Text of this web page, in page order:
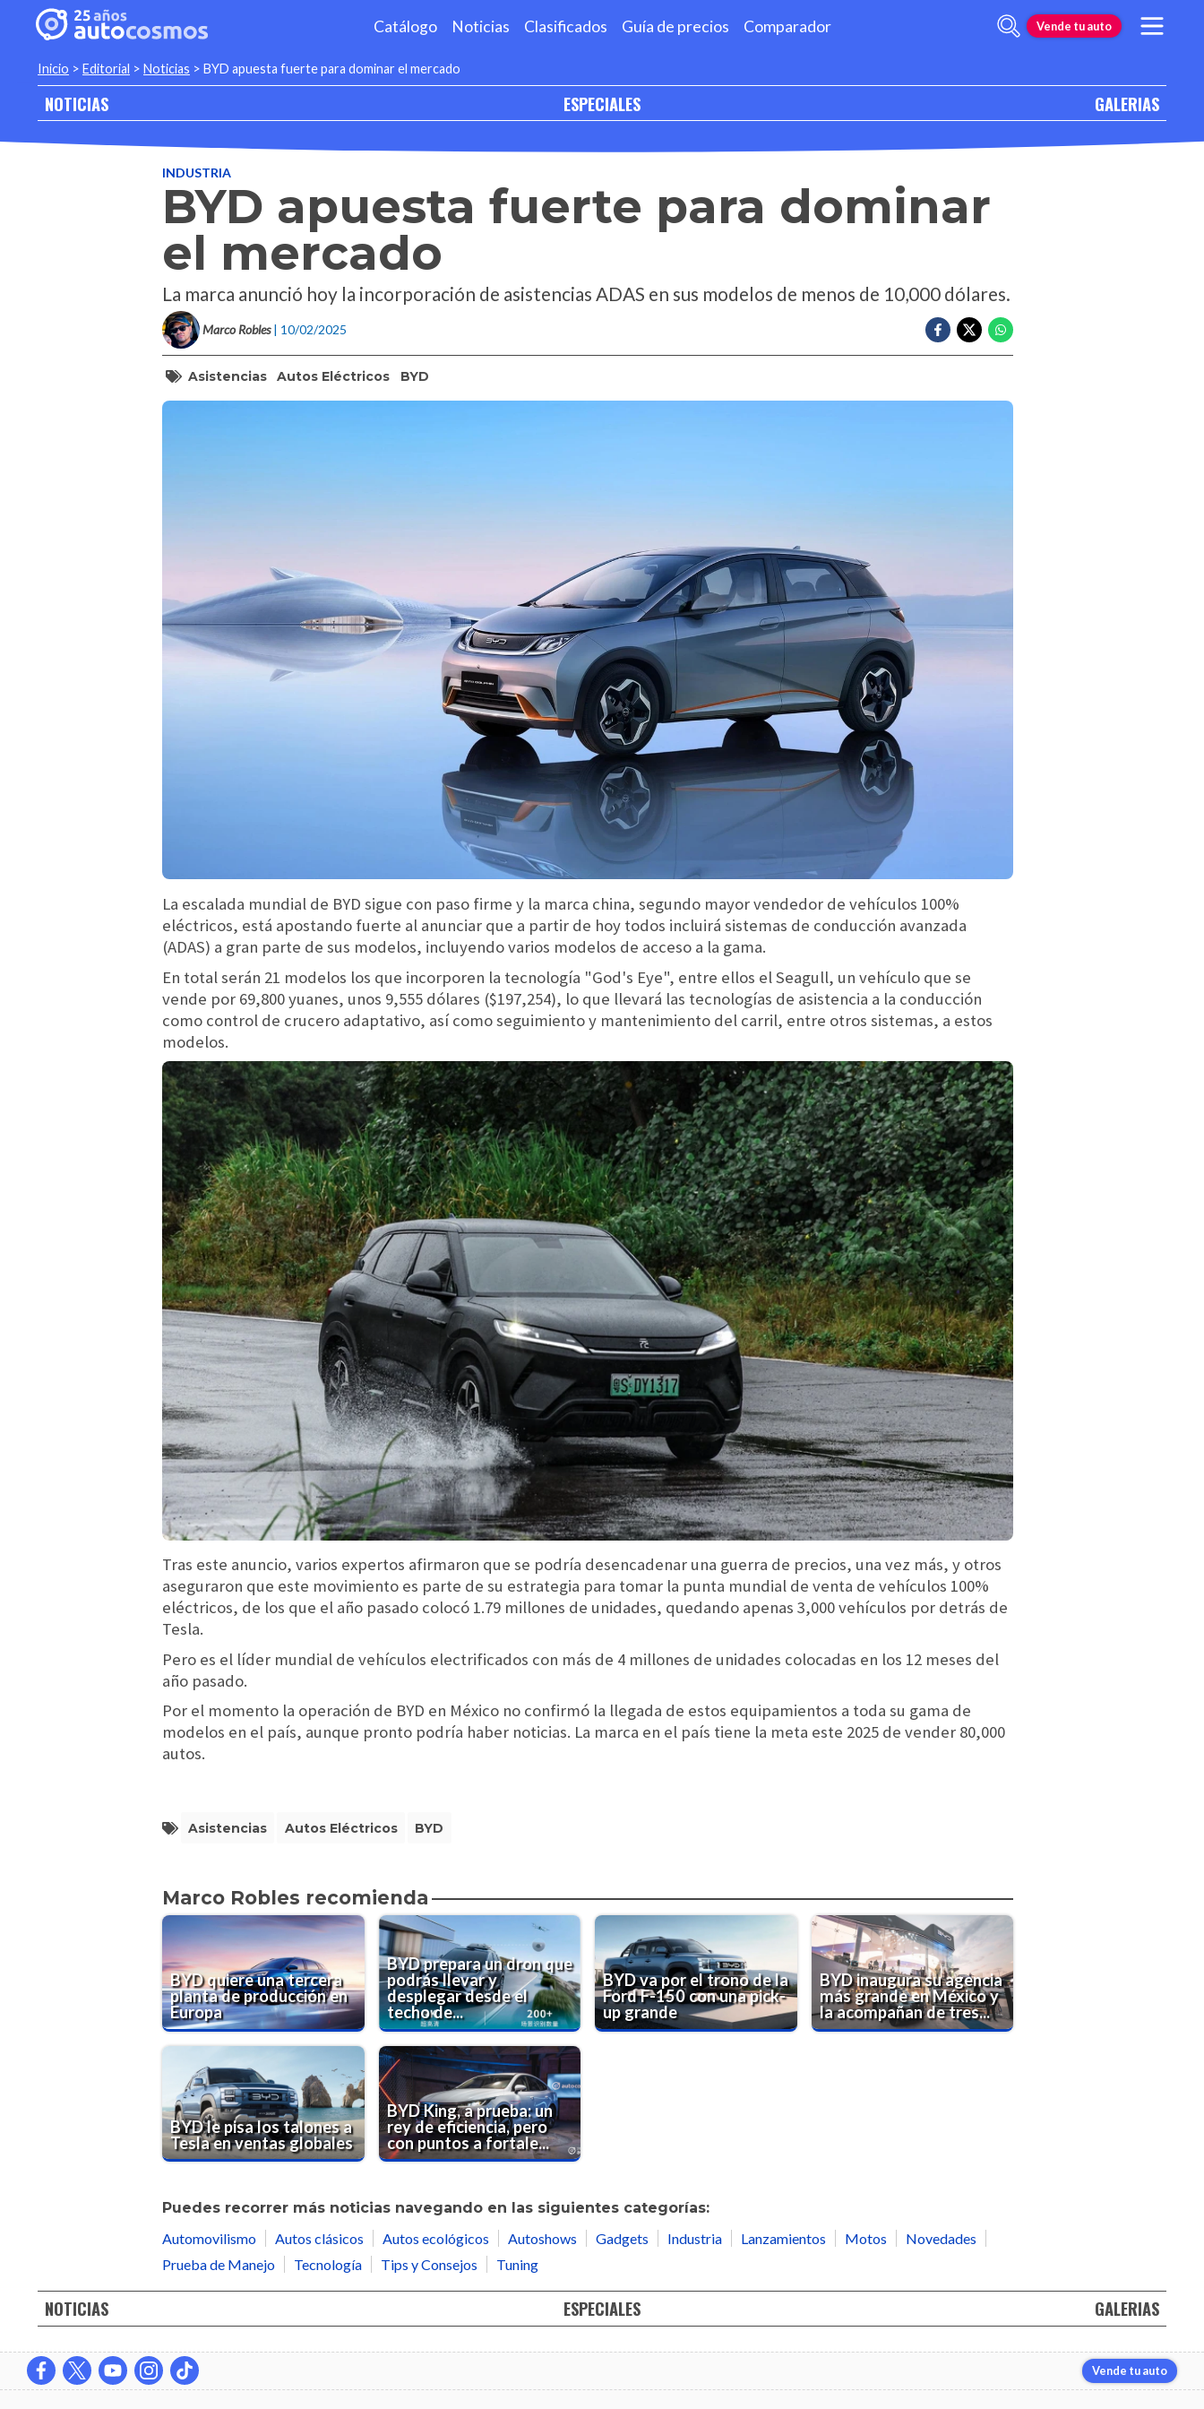
Catálogo Noticias Clasificados Guía de precios Comparador Vende tu auto
Inicio > Editorial > Noticias > BYD apuesta fuerte para dominar el mercado
NOTICIAS ESPECIALES GALERIAS
INDUSTRIA
BYD apuesta fuerte para dominar
el mercado
La marca anunció hoy la incorporación de asistencias ADAS en sus modelos de menos de 10,000 dólares.
Marco Robles | 10/02/2025
Asistencias Autos Eléctricos BYD
La escalada mundial de BYD sigue con paso firme y la marca china, segundo mayor vendedor de vehículos 100%
eléctricos, está apostando fuerte al anunciar que a partir de hoy todos incluirá sistemas de conducción avanzada
(ADAS) a gran parte de sus modelos, incluyendo varios modelos de acceso a la gama.
En total serán 21 modelos los que incorporen la tecnología "God's Eye", entre ellos el Seagull, un vehículo que se
vende por 69,800 yuanes, unos 9,555 dólares ($197,254), lo que llevará las tecnologías de asistencia a la conducción
como control de crucero adaptativo, así como seguimiento y mantenimiento del carril, entre otros sistemas, a estos
modelos.
Tras este anuncio, varios expertos afirmaron que se podría desencadenar una guerra de precios, una vez más, y otros
aseguraron que este movimiento es parte de su estrategia para tomar la punta mundial de venta de vehículos 100%
eléctricos, de los que el año pasado colocó 1.79 millones de unidades, quedando apenas 3,000 vehículos por detrás de
Tesla.
Pero es el líder mundial de vehículos electrificados con más de 4 millones de unidades colocadas en los 12 meses del
año pasado.
Por el momento la operación de BYD en México no confirmó la llegada de estos equipamientos a toda su gama de
modelos en el país, aunque pronto podría haber noticias. La marca en el país tiene la meta este 2025 de vender 80,000
autos.
Asistencias Autos Eléctricos BYD
Marco Robles recomienda
BYD quiere una tercera
planta de producción en
Europa
BYD prepara un dron que
podrás llevar y
desplegar desde el
techo de...
BYD va por el trono de la
Ford F-150 con una pick-
up grande
BYD inaugura su agencia
más grande en México y
la acompañan de tres...
BYD le pisa los talones a
Tesla en ventas globales
BYD King, a prueba: un
rey de eficiencia, pero
con puntos a fortale...
Puedes recorrer más noticias navegando en las siguientes categorías:
Automovilismo
Autos clásicos Autos ecológicos Autoshows Gadgets Industria Lanzamientos Motos
Novedades
Prueba de Manejo
Tecnología Tips y Consejos Tuning
NOTICIAS ESPECIALES GALERIAS
Vende tu auto